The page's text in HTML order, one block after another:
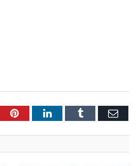
PinterestLinkedInTumblr Email